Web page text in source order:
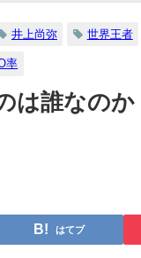
井上尚弥 世界王者
率
は誰なの
はてブ